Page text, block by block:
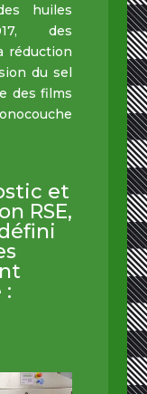
huiles
des
réduction
du sel
des films
et
RSE,
: